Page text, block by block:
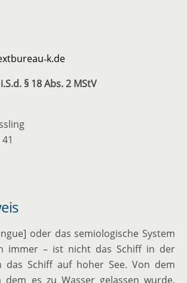
§ 18 Abs. 2 MStV
oder das semio­lo­gische System
immer – ist nicht das Schiff in der
das Schiff auf hoher See. Von dem
es zu Wasser gelassen wurde,